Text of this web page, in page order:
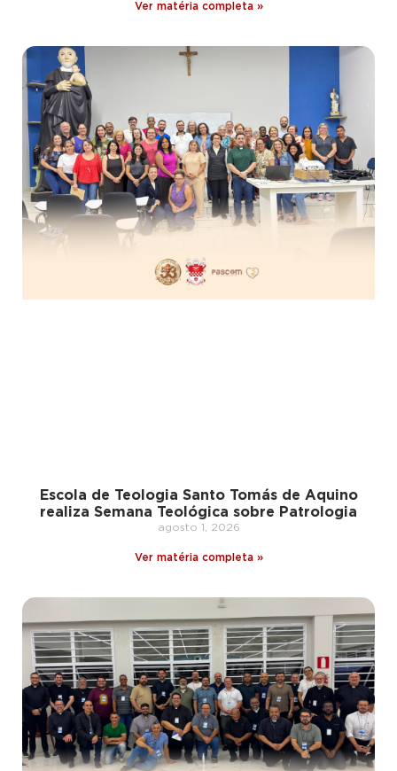
Ver matéria completa »
Escola de Teologia Santo Tomás de Aquino
realiza Semana Teológica sobre Patrologia
agosto 1, 2026
Ver matéria completa »